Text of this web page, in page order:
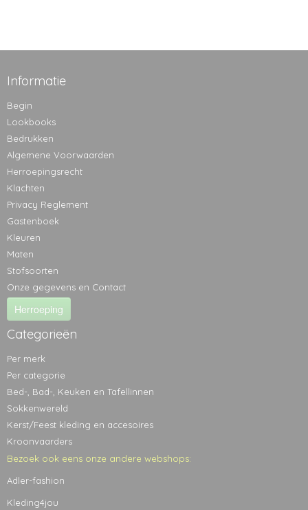
Informatie
Begin
Lookbooks
Bedrukken
Algemene Voorwaarden
Herroepingsrecht
Klachten
Privacy Reglement
Gastenboek
Kleuren
Maten
Stofsoorten
Onze gegevens en Contact
Herroeping
Categorieën
Per merk
Per categorie
Bed-, Bad-, Keuken en Tafellinnen
Sokkenwereld
Kerst/Feest kleding en accesoires
Kroonvaarders
Bezoek ook eens onze andere webshops:
Adler-fashion
Kleding4jou